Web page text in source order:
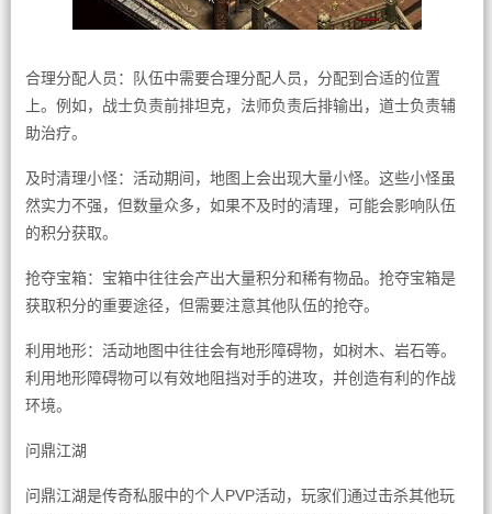
合理分配人员：队伍中需要合理分配人员，分配到合适的位置
上。例如，战士负责前排坦克，法师负责后排输出，道士负责辅
助治疗。
及时清理小怪：活动期间，地图上会出现大量小怪。这些小怪虽
然实力不强，但数量众多，如果不及时的清理，可能会影响队伍
的积分获取。
抢夺宝箱：宝箱中往往会产出大量积分和稀有物品。抢夺宝箱是
获取积分的重要途径，但需要注意其他队伍的抢夺。
利用地形：活动地图中往往会有地形障碍物，如树木、岩石等。
利用地形障碍物可以有效地阻挡对手的进攻，并创造有利的作战
环境。
问鼎江湖
问鼎江湖是传奇私服中的个人PVP活动，玩家们通过击杀其他玩